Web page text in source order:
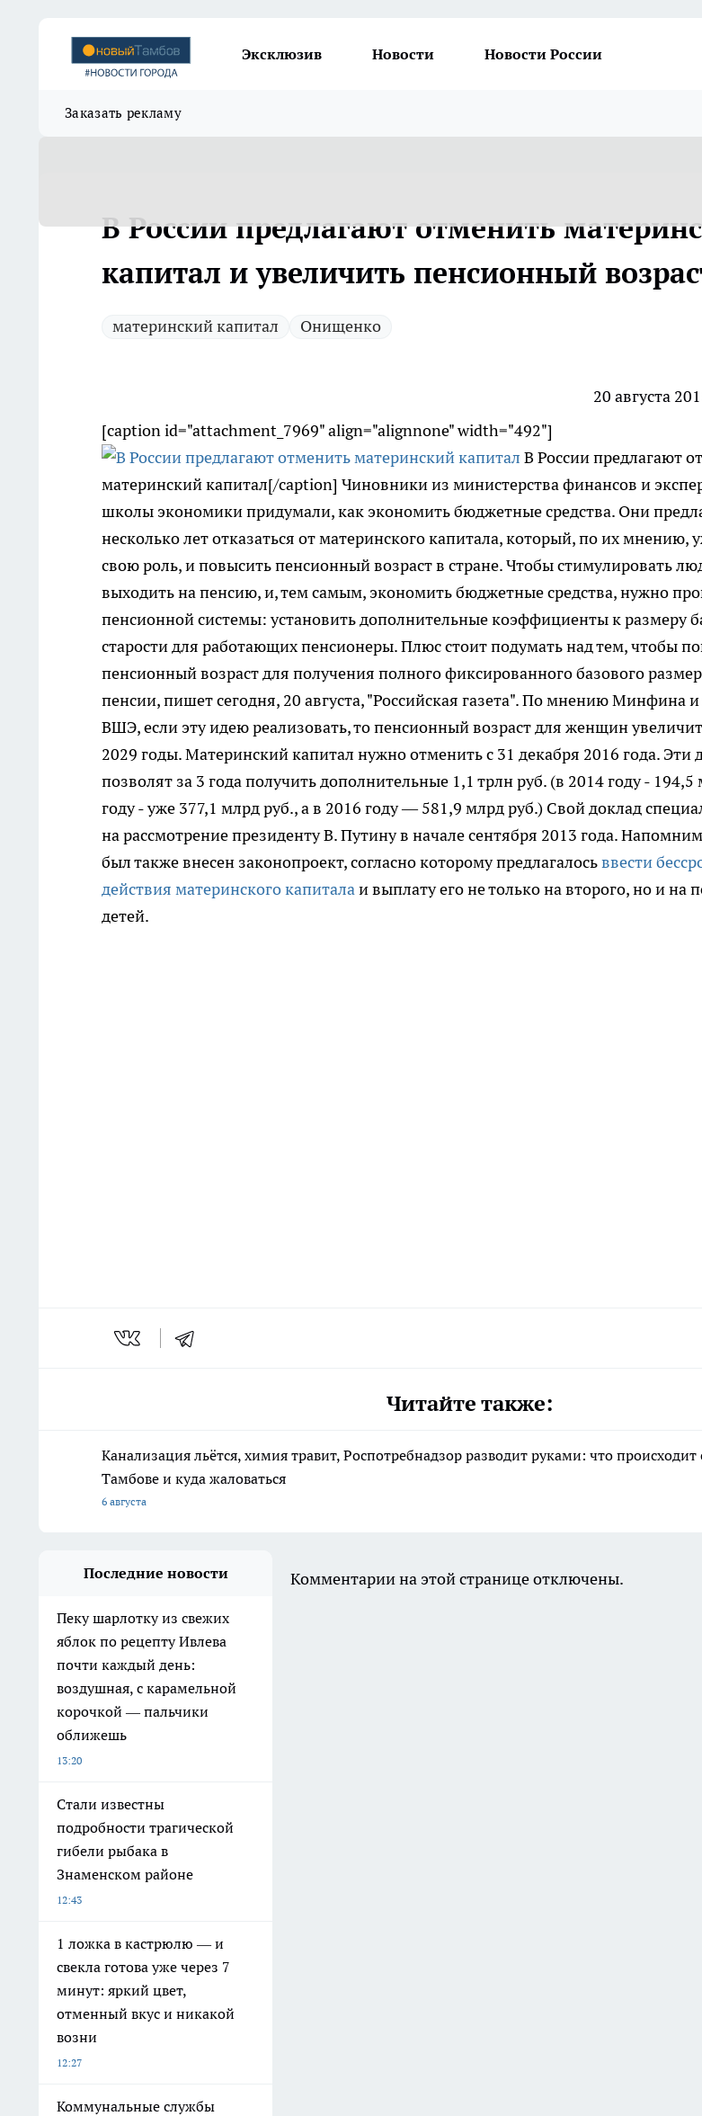
Эксклюзив Новости Новости России
Заказать рекламу
В России предлагают отменить
капитал и увеличить пенсионный
материнский капитал Онищенко
20 августа
[caption id="attachment_7969" align="alignnone" width="492"]
В России предлагают
материнский капитал[/caption] Чиновники из министерства финансов и
школы экономики придумали, как экономить бюджетные средства. Они
несколько лет отказаться от материнского капитала, который, по их мнению,
свою роль, и повысить пенсионный возраст в стране. Чтобы стимулировать
выходить на пенсию, и, тем самым, экономить бюджетные средства, нужно
пенсионной системы: установить дополнительные коэффициенты к размеру
старости для работающих пенсионеры. Плюс стоит подумать над тем, чтобы
пенсионный возраст для получения полного фиксированного базового
пенсии, пишет сегодня, 20 августа, "Российская газета". По мнению Минфина и
ВШЭ, если эту идею реализовать, то пенсионный возраст для женщин
2029 годы. Материнский капитал нужно отменить с 31 декабря 2016 года. Эти
позволят за 3 года получить дополнительные 1,1 трлн руб. (в 2014 году - 194,5
году - уже 377,1 млрд руб., а в 2016 году — 581,9 млрд руб.) Свой доклад
на рассмотрение президенту В. Путину в начале сентября 2013 года.
был также внесен законопроект, согласно которому предлагалосьввести
действия материнского капиталаи выплату его не только на второго, но и на
детей.
Читайте также:
Канализация льётся, химия травит, Роспотребнадзор разводит руками: что происходит
Тамбове и куда жаловаться
6 августа
Последние новости
Пеку шарлотку из свежих
яблок по рецепту Ивлева
почти каждый день:
воздушная, с карамельной
корочкой — пальчики
оближешь
13:20
Стали известны
подробности трагической
гибели рыбака в
Знаменском районе
12:43
1 ложка в кастрюлю — и
свекла готова уже через 7
минут: яркий цвет,
отменный вкус и никакой
возни
12:27
Коммунальные службы
Комментарии на этой странице отключены.